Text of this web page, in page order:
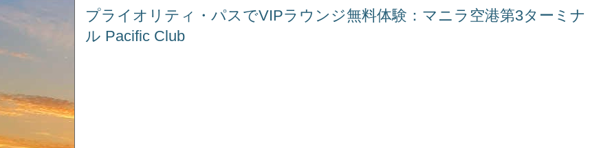
プライオリティ・パスでVIPラウンジ無料体験：マニラ空港第3ターミナ
ル Pacific Club